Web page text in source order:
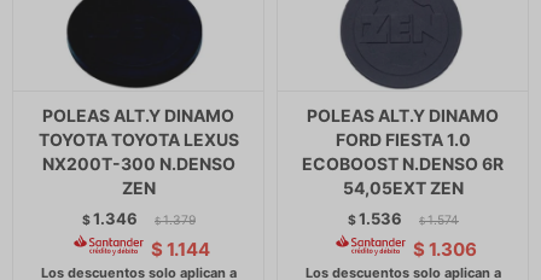
POLEAS ALT.Y DINAMO
TOYOTA TOYOTA LEXUS
NX200T-300 N.DENSO
ZEN
$1.346 $ 1.379
$ 1.144
POLEAS ALT.Y DINAMO
FORD FIESTA 1.0
ECOBOOST N.DENSO 6R
54,05EXT ZEN
$1.536 $ 1.574
$ 1.306